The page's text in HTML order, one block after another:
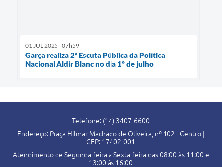
01 JUL 2025 - 07h59
Garça realiza 2ª Escuta Pública da Política
Nacional Aldir Blanc no dia 1º de julho
Telefone: (14) 3407-6600
Endereço: Praça Hilmar Machado de Oliveira, nº 102 - Centro |
CEP: 17402-001
Atendimento de Segunda-feira a Sexta-feira das 08:00 às 11:00 e
13:00 às 16:00